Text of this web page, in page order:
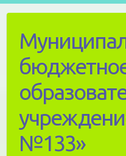
content
№133»